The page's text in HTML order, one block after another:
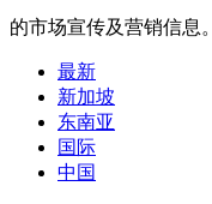
的市场宣传及营销信息。
最新
新加坡
东南亚
国际
中国